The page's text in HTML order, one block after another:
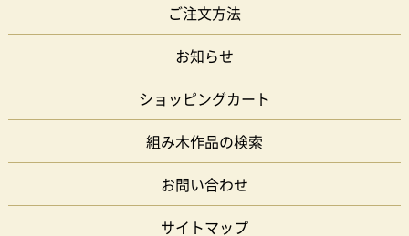
ご注文方法
お知らせ
ショッピングカート
組み木作品の検索
お問い合わせ
サイトマップ